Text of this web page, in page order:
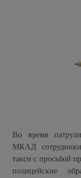
Во время
МКАД
такси с просьбой
полицейские